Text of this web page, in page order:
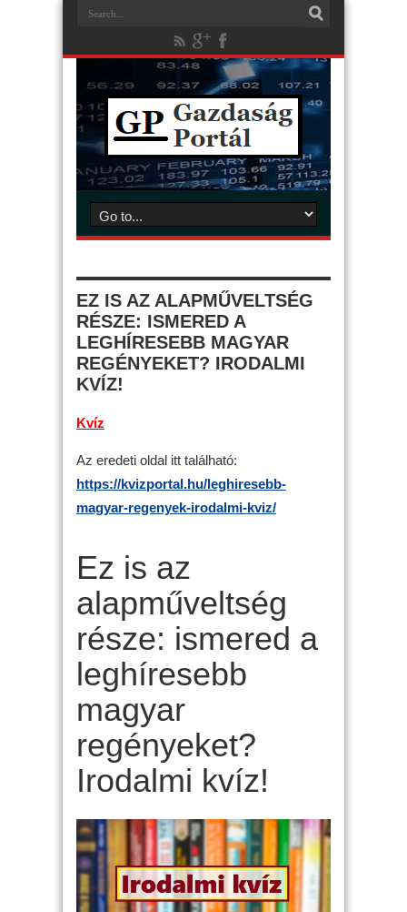
EZ IS AZ ALAPMŰVELTSÉG
RÉSZE: ISMERED A
LEGHÍRESEBB MAGYAR
REGÉNYEKET? IRODALMI
KVÍZ!
Kvíz
Az eredeti oldal itt található:
https://kvizportal.hu/leghiresebb-
magyar-regenyek-irodalmi-kviz/
Ez is az
alapműveltség
része: ismered a
leghíresebb
magyar
regényeket?
Irodalmi kvíz!